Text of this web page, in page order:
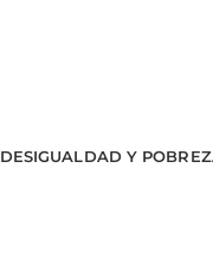
DESIGUALDAD Y